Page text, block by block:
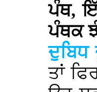
ਪੰਥ,
ਪੰਥਕ
ਦੁਬਿਧ
ਤਾਂ